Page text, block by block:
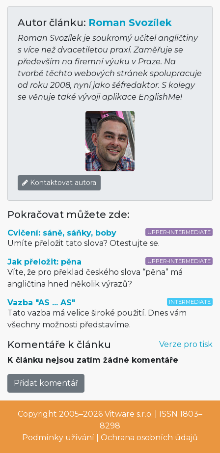
Autor článku: Roman Svozílek
Roman Svozílek je soukromý učitel angličtiny
s více než dvacetiletou praxí. Zaměřuje se
především na firemní výuku v Praze. Na
tvorbě těchto webových stránek spolupracuje
od roku 2008, nyní jako šéfredaktor. S kolegy
se věnuje také vývoji aplikace EnglishMe!
Kontaktovat autora
Pokračovat můžete zde:
UPPER-INTERMEDIATE
Cvičení: sáně, sáňky, boby
Umíte přeložit tato slova? Otestujte se.
UPPER-INTERMEDIATE
Jak přeložit: pěna
Víte, že pro překlad českého slova “pěna” má
angličtina hned několik výrazů?
INTERMEDIATE
Vazba "AS ... AS"
Tato vazba má velice široké použití. Dnes vám
všechny možnosti představíme.
Verze pro tisk
Komentáře k článku
K článku nejsou zatím žádné komentáře
Přidat komentář
Copyright 2005–2026 Vitware s.r.o. | ISSN 1803–
8298
Podmínky užívání
Ochrana osobních údajů